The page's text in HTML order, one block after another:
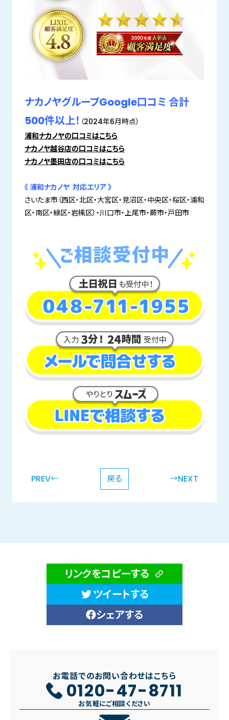
ナカノヤグループGoogle口コミ 合計
500件以上！ （2024年6月時点）
浦和ナカノヤの口コミはこちら
ナカノヤ越谷店の口コミはこちら
ナカノヤ墨田店の口コミはこちら
《 浦和ナカノヤ 対応エリア 》
さいたま市（西区・北区・大宮区・見沼区・中央区・桜区・浦和
区・南区・緑区・岩槻区）・川口市・上尾市・蕨市・戸田市
PREV← 戻る →NEXT
リンクをコピーする
ツイートする
シェアする
お電話でのお問い合わせはこちら
0120-47-8711
お気軽にご相談ください